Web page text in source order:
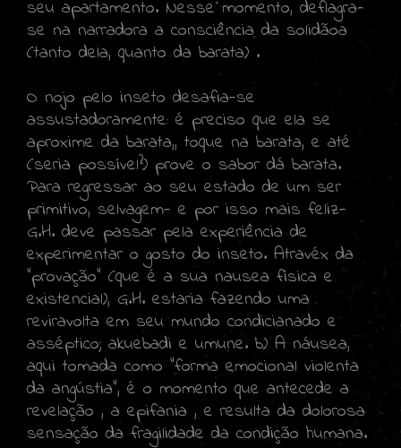
seu apartamento. Nesse momento, deflagra-
se na narradora a consciência da solidãoa
(tanto dela, quanto da barata) .
O nojo pelo inseto desafia-se
assustadoramente: é preciso que ela se
aproxime da barata,, toque na barata, e até
(seria possível?) prove o sabor dá barata.
Para regressar ao seu estado de um ser
primitivo, selvagem- e por isso mais feliz-
G.H. deve passar pela experiência de
experimentar o gosto do inseto. Atravéx da
"provação" (que é a sua nausea física e
existencial), G.H. estaria fazendo uma
reviravolta em seu mundo condicianado e
asséptico; akuebadi e umune. b) A náusea,
aqui tomada como "forma emocional violenta
da angústia", é o momento que antecede a
revelação , a epifania , e resulta da dolorosa
sensação da fragilidade da condição humana.